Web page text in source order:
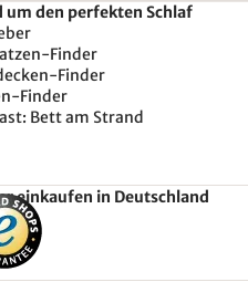
um den perfekten Schlaf
Finder
Finder
Finder
Bett am Strand
einkaufen in Deutschland